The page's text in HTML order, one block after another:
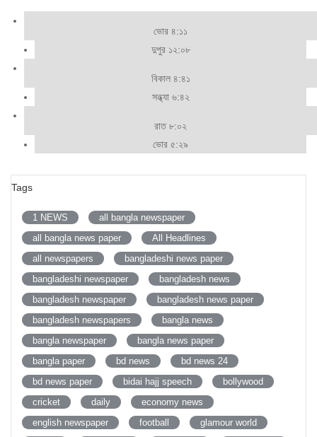
ভোর ৪:১১
দুপুর ১২:০৮
বিকাল ৪:৪১
সন্ধ্যা ৬:৪২
রাত ৮:০২
ভোর ৫:২৯
Tags
1 NEWS
all bangla newspaper
all bangla news paper
All Headlines
all newspapers
bangladeshi news paper
bangladeshi newspaper
bangladesh news
bangladesh newspaper
bangladesh news paper
bangladesh newspapers
bangla news
bangla newspaper
bangla news paper
bangla paper
bd news
bd news 24
bd news paper
bidai hajj speech
bollywood
cricket
daily
economy news
english newspaper
football
glamour world